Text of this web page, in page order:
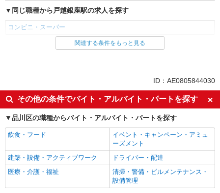
同じ職種から戸越銀座駅の求人を探す
コンビニ・スーパー
同じ雇用形態から戸越銀座駅の求人を探す
未経験歓迎
フリーター歓迎
ミドル（40代～）活躍中
エルダー（50代～）活躍中
シニア（60代～）活躍中
ボーナス・賞与あり
昇給あり
週2～3日勤務OK
扶養内勤務OK
交通費支給
社会保険あり
関連する条件をもっと見る
ID：AE0805844030
その他の条件でバイト・アルバイト・パートを探す
品川区の職種からバイト・アルバイト・パートを探す
飲食・フード
イベント・キャンペーン・アミュ
ーズメント
建築・設備・アクティブワーク
ドライバー・配達
医療・介護・福祉
清掃・警備・ビルメンテナンス・
設備管理